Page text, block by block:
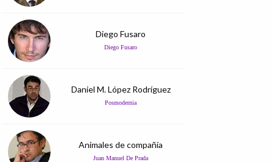
Diego Fusaro
Diego Fusaro
Daniel M. López Rodríguez
Posmodernia
Animales de compañía
Juan Manuel De Prada